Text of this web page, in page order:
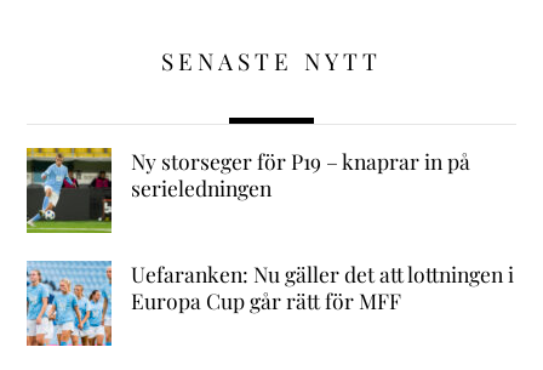
SENASTE NYTT
Ny storseger för P19 – knaprar in på
serieledningen
Uefaranken: Nu gäller det att lottningen i
Europa Cup går rätt för MFF